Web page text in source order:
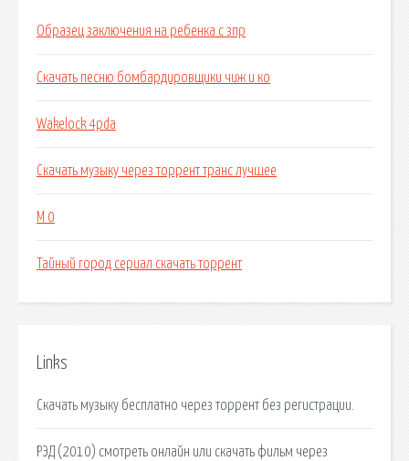
Образец заключения на ребенка с зпр
Скачать песню бомбардировщики чиж и ко
Wakelock 4pda
Скачать музыку через торрент транс лучшее
М 0
Тайный город сериал скачать торрент
Links
Скачать музыку бесплатно через торрент без регистрации.
РЭД (2010) смотреть онлайн или скачать фильм через